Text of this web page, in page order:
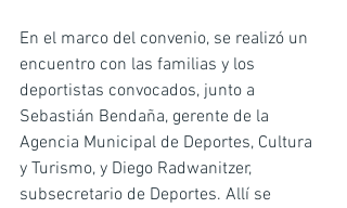
En el marco del convenio, se realizó un
encuentro con las familias y los
deportistas convocados, junto a
Sebastián Bendaña, gerente de la
Agencia Municipal de Deportes, Cultura
y Turismo, y Diego Radwanitzer,
subsecretario de Deportes. Allí se